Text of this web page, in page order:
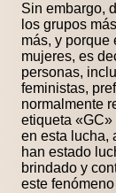
Sin embargo,
los grupos
más, y porque
mujeres, es
personas,
feministas,
normalmente
etiqueta
en esta lucha,
han estado
brindado y
este